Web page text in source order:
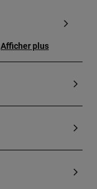
Afficher plus